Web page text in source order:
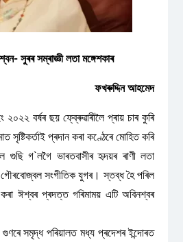
সুৰৰ সম্ৰাজ্ঞী লতা মঙ্গেশকাৰ
ফখৰুদ্দিন আহমেদ
বৰ্ষৰ ছয় ফে্ব্ৰুৱাৰীলৈ প্ৰায় চাৰ কুৰি
সৃষ্টিকৰ্তাই প্ৰদান কৰা কণ্ঠেৰে মোহিত কৰি
গুছি গ`লগৈ ভাৰতবাসীৰ হৃদয়ৰ ৰাণী লতা
সংগীতিক যুগৰ। স্তব্ধ হৈ পৰিল
ঈশ্বৰ প্ৰদত্ত গৰিমাময় এটি অবিনশ্বৰ
সমৃদ্ধ পৰিয়ালত মধ্য প্ৰদেশৰ ইন্দোৰত